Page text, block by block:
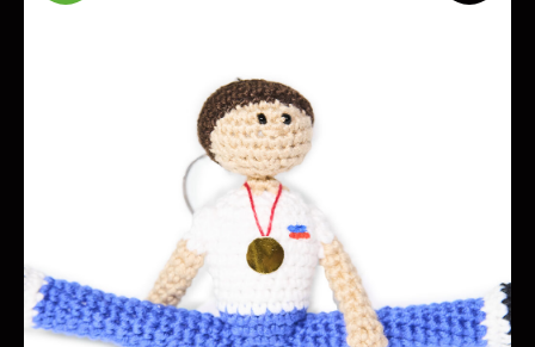
ОКАЗЫВАЕМ УСЛУГИ
ДЛЯ СПОРТСМЕНОВ
СМОТРЕТЬ ВСЕ УСЛУГИ